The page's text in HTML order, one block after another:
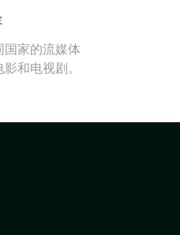
家的流媒体
和电视剧。